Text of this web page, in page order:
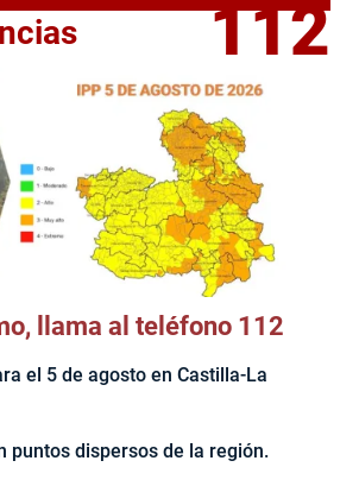
112
llama al teléfono 112
el 5 de agosto en Castilla-La
puntos dispersos de la región.